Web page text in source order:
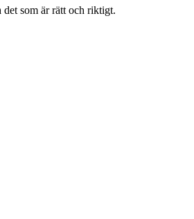
som är rätt och riktigt.